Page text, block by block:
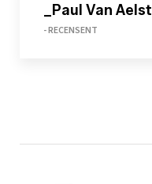
_Paul Van Aelst
- RECENSENT